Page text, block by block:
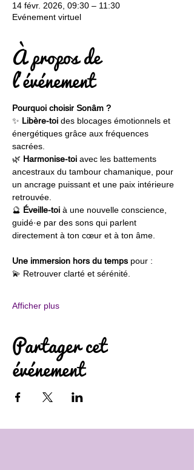
14 févr. 2026, 09:30 – 11:30
Evénement virtuel
À propos de
l'événement
Pourquoi choisir Sonâm ?
✨ Libère-toi des blocages émotionnels et
énergétiques grâce aux fréquences
sacrées.
🌿 Harmonise-toi avec les battements
ancestraux du tambour chamanique, pour
un ancrage puissant et une paix intérieure
retrouvée.
🔮 Éveille-toi à une nouvelle conscience,
guidé·e par des sons qui parlent
directement à ton cœur et à ton âme.
Une immersion hors du temps pour :
💫 Retrouver clarté et sérénité.
Afficher plus
Partager cet
événement